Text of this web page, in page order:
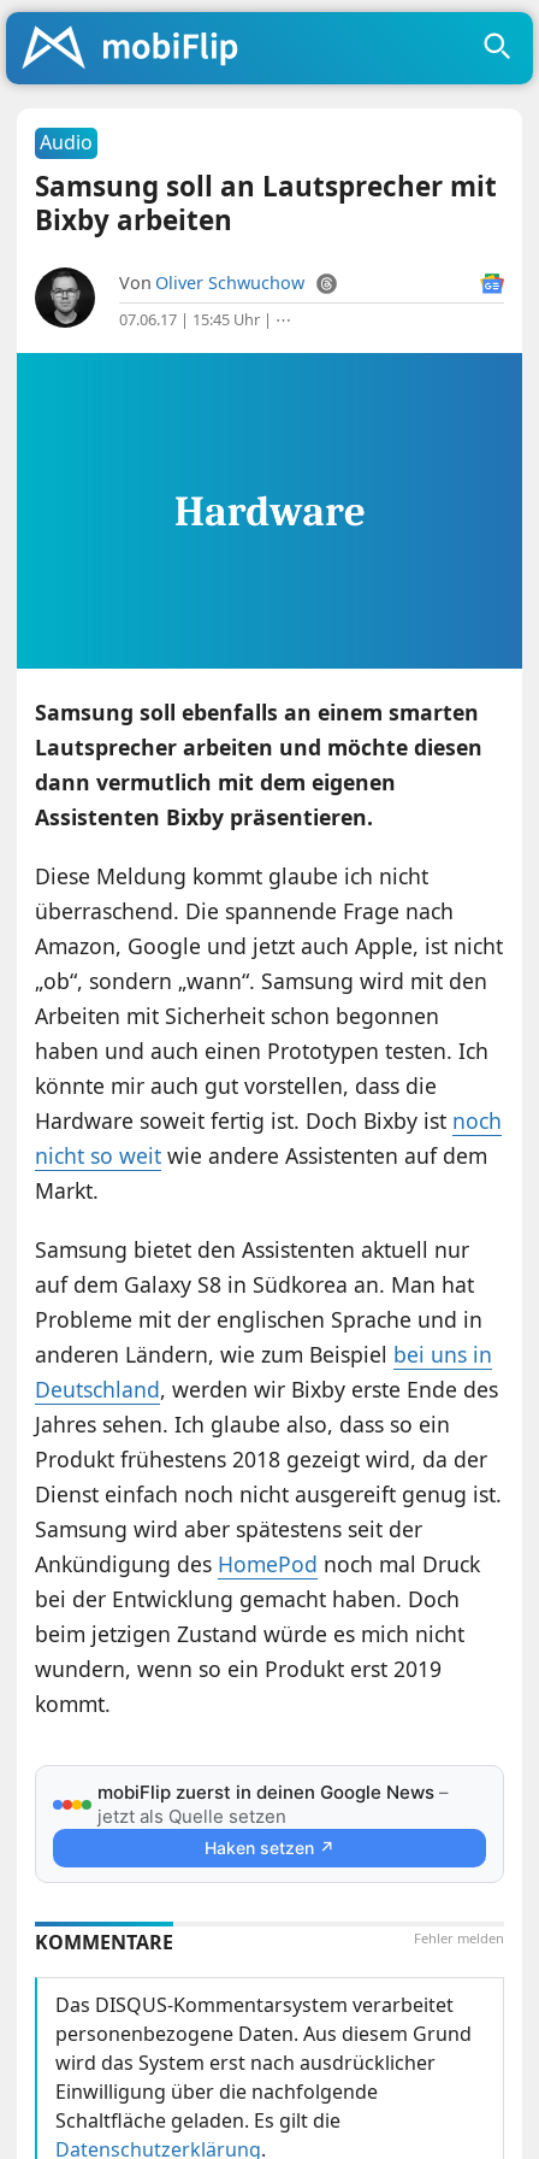
Audio
Samsung soll an Lautsprecher mit
Bixby arbeiten
Von Oliver Schwuchow
07.06.17 | 15:45 Uhr | ⋯
Samsung soll ebenfalls an einem smarten
Lautsprecher arbeiten und möchte diesen
dann vermutlich mit dem eigenen
Assistenten Bixby präsentieren.
Diese Meldung kommt glaube ich nicht
überraschend. Die spannende Frage nach
Amazon, Google und jetzt auch Apple, ist nicht
„ob“, sondern „wann“. Samsung wird mit den
Arbeiten mit Sicherheit schon begonnen
haben und auch einen Prototypen testen. Ich
könnte mir auch gut vorstellen, dass die
Hardware soweit fertig ist. Doch Bixby ist noch
nicht so weit wie andere Assistenten auf dem
Markt.
Samsung bietet den Assistenten aktuell nur
auf dem Galaxy S8 in Südkorea an. Man hat
Probleme mit der englischen Sprache und in
anderen Ländern, wie zum Beispiel bei uns in
Deutschland, werden wir Bixby erste Ende des
Jahres sehen. Ich glaube also, dass so ein
Produkt frühestens 2018 gezeigt wird, da der
Dienst einfach noch nicht ausgereift genug ist.
Samsung wird aber spätestens seit der
Ankündigung des HomePod noch mal Druck
bei der Entwicklung gemacht haben. Doch
beim jetzigen Zustand würde es mich nicht
wundern, wenn so ein Produkt erst 2019
kommt.
mobiFlip zuerst in deinen Google News –
jetzt als Quelle setzen
Haken setzen ↗
Fehler melden
KOMMENTARE
Das DISQUS-Kommentarsystem verarbeitet
personenbezogene Daten. Aus diesem Grund
wird das System erst nach ausdrücklicher
Einwilligung über die nachfolgende
Schaltfläche geladen. Es gilt die
Datenschutzerklärung.